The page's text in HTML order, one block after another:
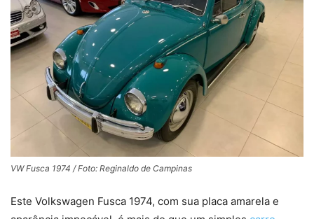
VW Fusca 1974 / Foto: Reginaldo de Campinas
Este Volkswagen Fusca 1974, com sua placa amarela e